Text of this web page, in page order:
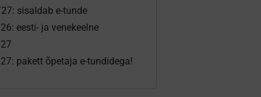
sisaldab e-tunde
eesti- ja venekeelne
pakett õpetaja e-tundidega!